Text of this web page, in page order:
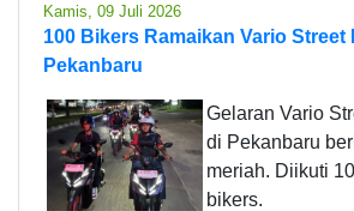
Kamis, 09 Juli 2026
100 Bikers Ramaikan Vario Street
Pekanbaru
Gelaran Vario
di Pekanbaru
meriah. Diikuti
bikers.